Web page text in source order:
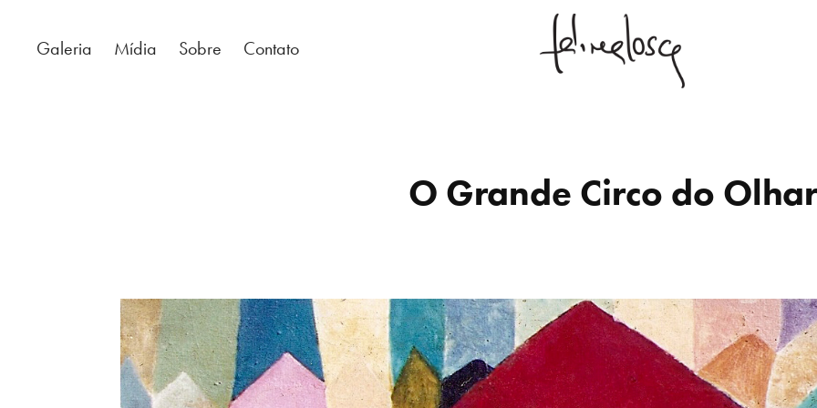
Galeria Mídia Sobre Contato
O Grande Circo do Olhar